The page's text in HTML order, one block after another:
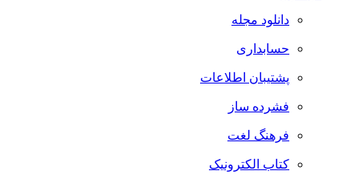
دانلود مجله
حسابداری
پشتیبان اطلاعات
فشرده ساز
فرهنگ لغت
کتاب الکترونیک